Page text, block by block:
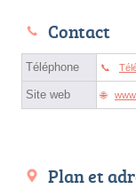
Contact
Téléphone
Site web
Plan et